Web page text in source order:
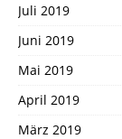
Juli 2019
Juni 2019
Mai 2019
April 2019
März 2019